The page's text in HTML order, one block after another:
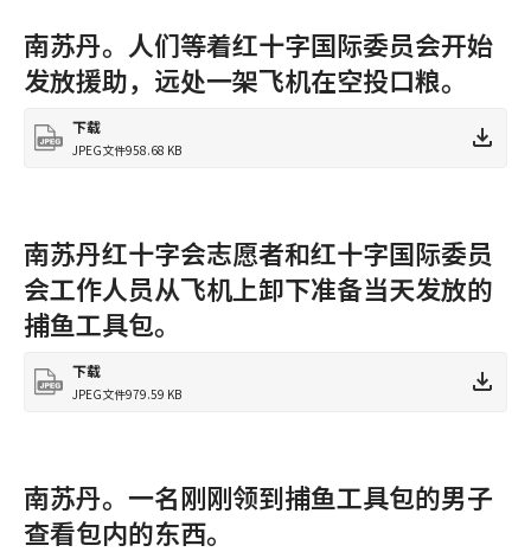
南苏丹。人们等着红十字国际委员会开始
发放援助，远处一架飞机在空投口粮。
下载
JPEG文件958.68 KB
南苏丹红十字会志愿者和红十字国际委员
会工作人员从飞机上卸下准备当天发放的
捕鱼工具包。
下载
JPEG文件979.59 KB
南苏丹。一名刚刚领到捕鱼工具包的男子
查看包内的东西。